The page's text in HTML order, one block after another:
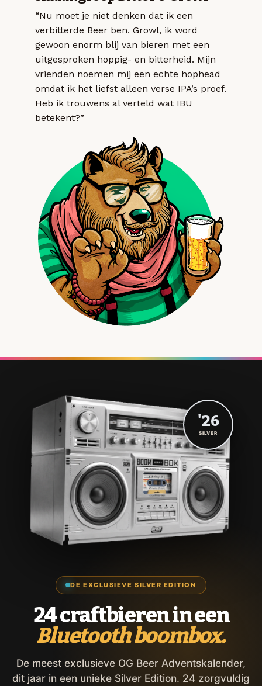
“Nu moet je niet denken dat ik een
verbitterde Beer ben. Growl, ik word
gewoon enorm blij van bieren met een
uitgesproken hoppig- en bitterheid. Mijn
vrienden noemen mij een echte hophead
omdat ik het liefst alleen verse IPA’s proef.
Heb ik trouwens al verteld wat IBU
betekent?”
DE EXCLUSIEVE SILVER EDITION
24 craftbieren in een
Bluetooth boombox.
De meest exclusieve OG Beer Adventskalender,
dit jaar in een unieke Silver Edition. 24 zorgvuldig
'26
SILVER